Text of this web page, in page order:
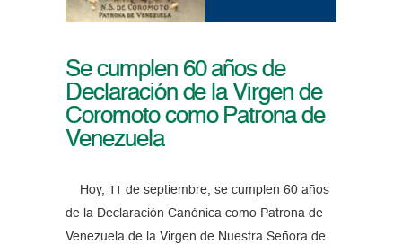
Se cumplen 60 años de
Declaración de la Virgen de
Coromoto como Patrona de
Venezuela
Hoy, 11 de septiembre, se cumplen 60 años
de la Declaración Canónica como Patrona de
Venezuela de la Virgen de Nuestra Señora de